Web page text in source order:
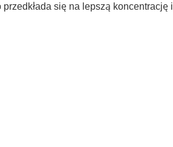
się na lepszą koncentrację i